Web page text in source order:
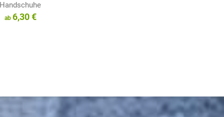
Handschuhe
6,30 €